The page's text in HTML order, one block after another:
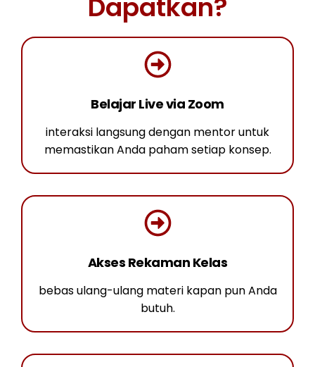
Belajar Live via Zoom
interaksi langsung dengan mentor untuk
memastikan Anda paham setiap konsep.
Akses Rekaman Kelas
bebas ulang-ulang materi kapan pun Anda
butuh.